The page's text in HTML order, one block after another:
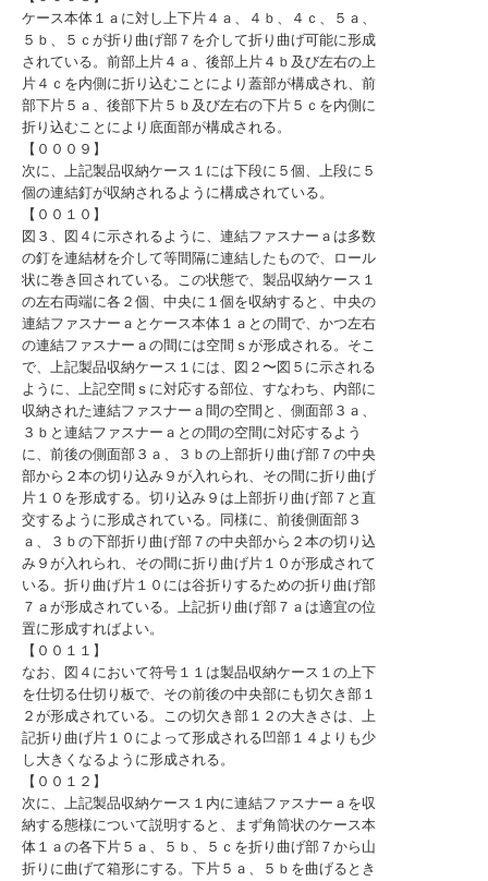
ケース本体１ａに対し上下片４ａ、４ｂ、４ｃ、５ａ、
５ｂ、５ｃが折り曲げ部７を介して折り曲げ可能に形成
されている。前部上片４ａ、後部上片４ｂ及び左右の上
片４ｃを内側に折り込むことにより蓋部が構成され、前
部下片５ａ、後部下片５ｂ及び左右の下片５ｃを内側に
折り込むことにより底面部が構成される。
【０００９】
次に、上記製品収納ケース１には下段に５個、上段に５
個の連結釘が収納されるように構成されている。
【００１０】
図３、図４に示されるように、連結ファスナーａは多数
の釘を連結材を介して等間隔に連結したもので、ロール
状に巻き回されている。この状態で、製品収納ケース１
の左右両端に各２個、中央に１個を収納すると、中央の
連結ファスナーａとケース本体１ａとの間で、かつ左右
の連結ファスナーａの間には空間ｓが形成される。そこ
で、上記製品収納ケース１には、図２〜図５に示される
ように、上記空間ｓに対応する部位、すなわち、内部に
収納された連結ファスナーａ間の空間と、側面部３ａ、
３ｂと連結ファスナーａとの間の空間に対応するよう
に、前後の側面部３ａ、３ｂの上部折り曲げ部７の中央
部から２本の切り込み９が入れられ、その間に折り曲げ
片１０を形成する。切り込み９は上部折り曲げ部７と直
交するように形成されている。同様に、前後側面部３
ａ、３ｂの下部折り曲げ部７の中央部から２本の切り込
み９が入れられ、その間に折り曲げ片１０が形成されて
いる。折り曲げ片１０には谷折りするための折り曲げ部
７ａが形成されている。上記折り曲げ部７ａは適宜の位
置に形成すればよい。
【００１１】
なお、図４において符号１１は製品収納ケース１の上下
を仕切る仕切り板で、その前後の中央部にも切欠き部１
２が形成されている。この切欠き部１２の大きさは、上
記折り曲げ片１０によって形成される凹部１４よりも少
し大きくなるように形成される。
【００１２】
次に、上記製品収納ケース１内に連結ファスナーａを収
納する態様について説明すると、まず角筒状のケース本
体１ａの各下片５ａ、５ｂ、５ｃを折り曲げ部７から山
折りに曲げて箱形にする。下片５ａ、５ｂを曲げるとき